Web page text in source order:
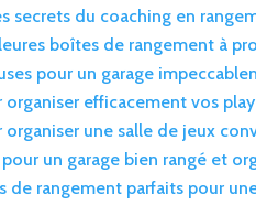
secrets du coaching en
boîtes de rangement à
pour un garage
efficacement vos
une salle de jeux
un garage bien rangé et
de rangement parfaits pour